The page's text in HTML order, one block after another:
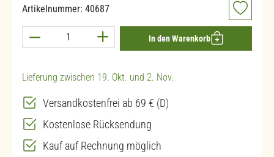
Artikelnummer: 40687
Produkt Anzahl: Gib den gewünschten Wert
In den Warenkorb
Lieferung zwischen 19. Okt. und 2. Nov.
Versandkostenfrei ab 69 € (D)
Kostenlose Rücksendung
Kauf auf Rechnung möglich